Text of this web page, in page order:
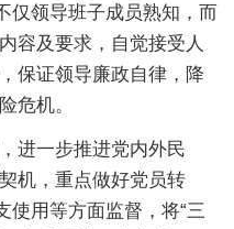
仅领导班子成员熟知，而
容及要求，自觉接受人
保证领导廉政自律，降
危机。
进一步推进党内外民
机，重点做好党员转
使用等方面监督，将“三